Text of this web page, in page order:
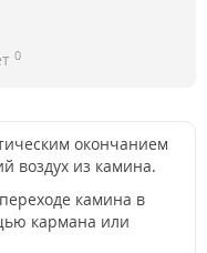
0
окончанием
воздух из камина.
камина в
кармана или